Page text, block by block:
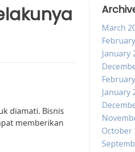
diamati. Bisnis
memberikan
March
January
January
October